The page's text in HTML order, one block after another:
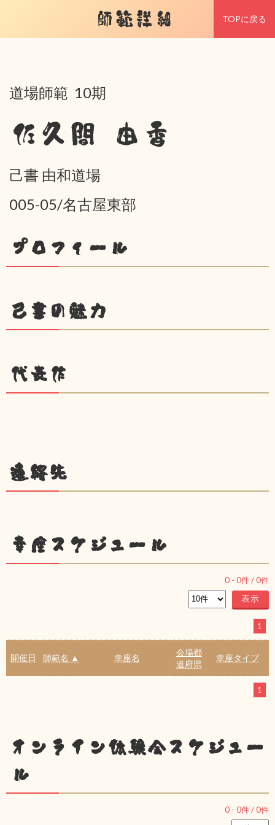
師範詳細 TOPに戻る
道場師範 10期
佐久間 由香
己書 由和道場
005-05/名古屋東部
プロフィール
己書の魅力
代表作
連絡先
幸座スケジュール
0 - 0件 /0件
1
開催日 師範名 ▲ 幸座名
会場都
道府県
幸座タイプ
1
オンライン体験会スケジュー
ル
0 - 0件 /0件